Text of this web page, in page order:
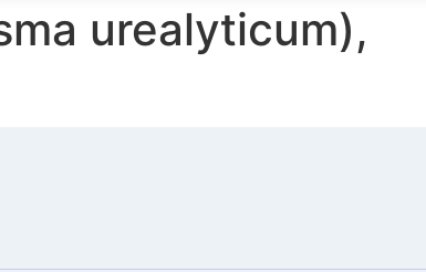
urealyticum),